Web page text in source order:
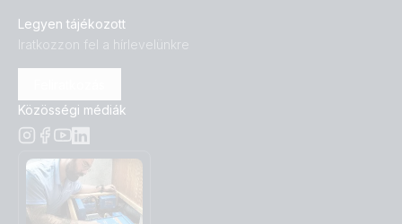
Legyen tájékozott
Iratkozzon fel a hírlevelünkre
Közösségi médiák